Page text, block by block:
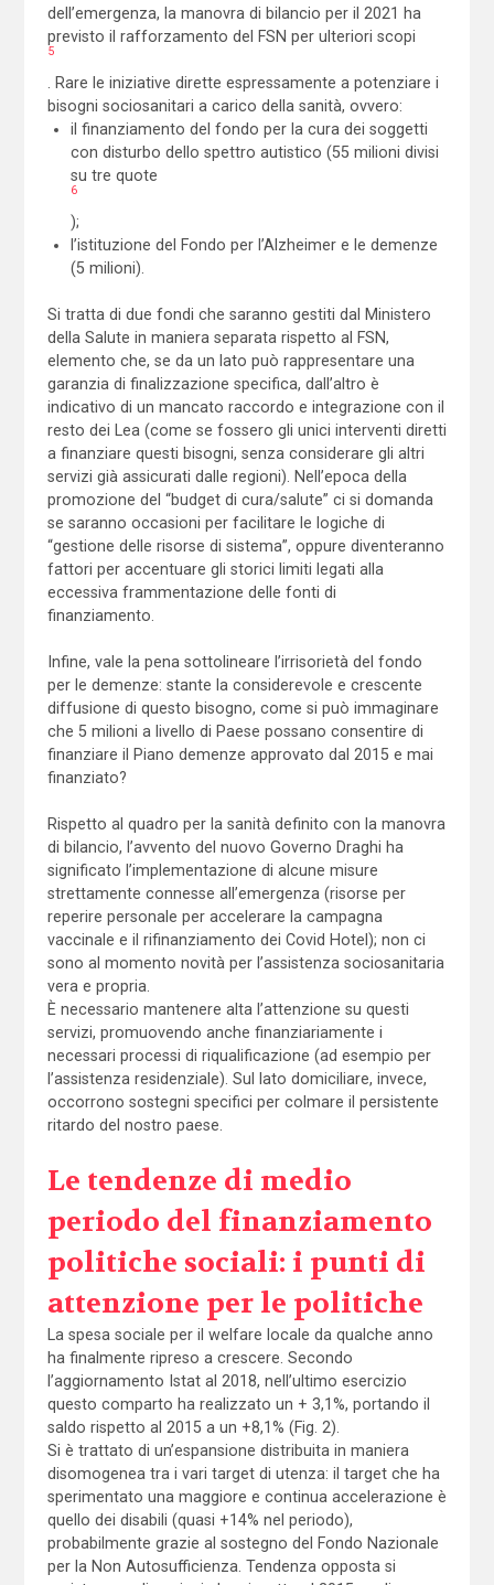
dell’emergenza, la manovra di bilancio per il 2021 ha
previsto il rafforzamento del FSN per ulteriori scopi
5
. Rare le iniziative dirette espressamente a potenziare i
bisogni sociosanitari a carico della sanità, ovvero:
il finanziamento del fondo per la cura dei soggetti
con disturbo dello spettro autistico (55 milioni divisi
su tre quote
6
);
l’istituzione del Fondo per l’Alzheimer e le demenze
(5 milioni).
Si tratta di due fondi che saranno gestiti dal Ministero
della Salute in maniera separata rispetto al FSN,
elemento che, se da un lato può rappresentare una
garanzia di finalizzazione specifica, dall’altro è
indicativo di un mancato raccordo e integrazione con il
resto dei Lea (come se fossero gli unici interventi diretti
a finanziare questi bisogni, senza considerare gli altri
servizi già assicurati dalle regioni). Nell’epoca della
promozione del “budget di cura/salute” ci si domanda
se saranno occasioni per facilitare le logiche di
“gestione delle risorse di sistema”, oppure diventeranno
fattori per accentuare gli storici limiti legati alla
eccessiva frammentazione delle fonti di
finanziamento.
Infine, vale la pena sottolineare l’irrisorietà del fondo
per le demenze: stante la considerevole e crescente
diffusione di questo bisogno, come si può immaginare
che 5 milioni a livello di Paese possano consentire di
finanziare il Piano demenze approvato dal 2015 e mai
finanziato?
Rispetto al quadro per la sanità definito con la manovra
di bilancio, l’avvento del nuovo Governo Draghi ha
significato l’implementazione di alcune misure
strettamente connesse all’emergenza (risorse per
reperire personale per accelerare la campagna
vaccinale e il rifinanziamento dei Covid Hotel); non ci
sono al momento novità per l’assistenza sociosanitaria
vera e propria.
È necessario mantenere alta l’attenzione su questi
servizi, promuovendo anche finanziariamente i
necessari processi di riqualificazione (ad esempio per
l’assistenza residenziale). Sul lato domiciliare, invece,
occorrono sostegni specifici per colmare il persistente
ritardo del nostro paese.
Le tendenze di medio
periodo del finanziamento
politiche sociali: i punti di
attenzione per le politiche
La spesa sociale per il welfare locale da qualche anno
ha finalmente ripreso a crescere. Secondo
l’aggiornamento Istat al 2018, nell’ultimo esercizio
questo comparto ha realizzato un + 3,1%, portando il
saldo rispetto al 2015 a un +8,1% (Fig. 2).
Si è trattato di un’espansione distribuita in maniera
disomogenea tra i vari target di utenza: il target che ha
sperimentato una maggiore e continua accelerazione è
quello dei disabili (quasi +14% nel periodo),
probabilmente grazie al sostegno del Fondo Nazionale
per la Non Autosufficienza. Tendenza opposta si